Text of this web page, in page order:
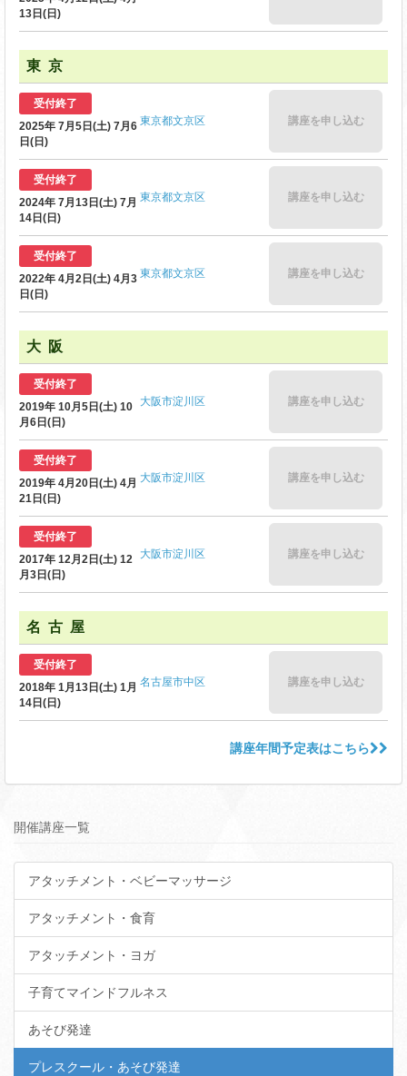
13日(日)
東京
受付終了
2025年 7月5日(土) 7月6
日(日)
東京都文京区 講座を申し込む
受付終了
2024年 7月13日(土) 7月
14日(日)
東京都文京区 講座を申し込む
受付終了
2022年 4月2日(土) 4月3
日(日)
東京都文京区 講座を申し込む
大阪
受付終了
2019年 10月5日(土) 10
月6日(日)
大阪市淀川区 講座を申し込む
受付終了
2019年 4月20日(土) 4月
21日(日)
大阪市淀川区 講座を申し込む
受付終了
2017年 12月2日(土) 12
月3日(日)
大阪市淀川区 講座を申し込む
名古屋
受付終了
2018年 1月13日(土) 1月
14日(日)
名古屋市中区 講座を申し込む
講座年間予定表はこちら
開催講座一覧
アタッチメント・ベビーマッサージ
アタッチメント・食育
アタッチメント・ヨガ
子育てマインドフルネス
あそび発達
プレスクール・あそび発達